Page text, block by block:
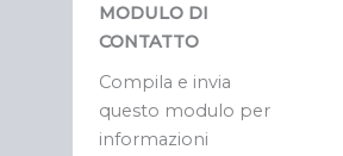
MODULO DI
CONTATTO
Compila e invia
questo modulo per
informazioni